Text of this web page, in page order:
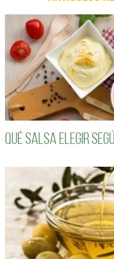
Qué salsa elegir